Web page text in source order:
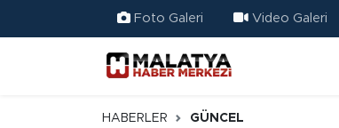
Foto Galeri Video Galeri
HABERLER GÜNCEL